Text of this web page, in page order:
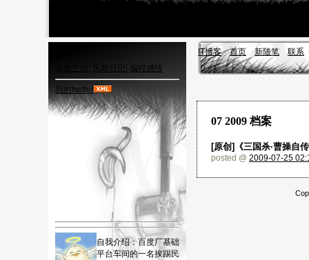
IT博客 首页 新随笔 联系
07 2009 档案
[原创]《三国杀·曹操自
posted @ 2009-07-25
百度空间 | 见闻日记 编程感悟
我的twitter
自我介绍：百度厂基础
平台车间的一名挨踢民